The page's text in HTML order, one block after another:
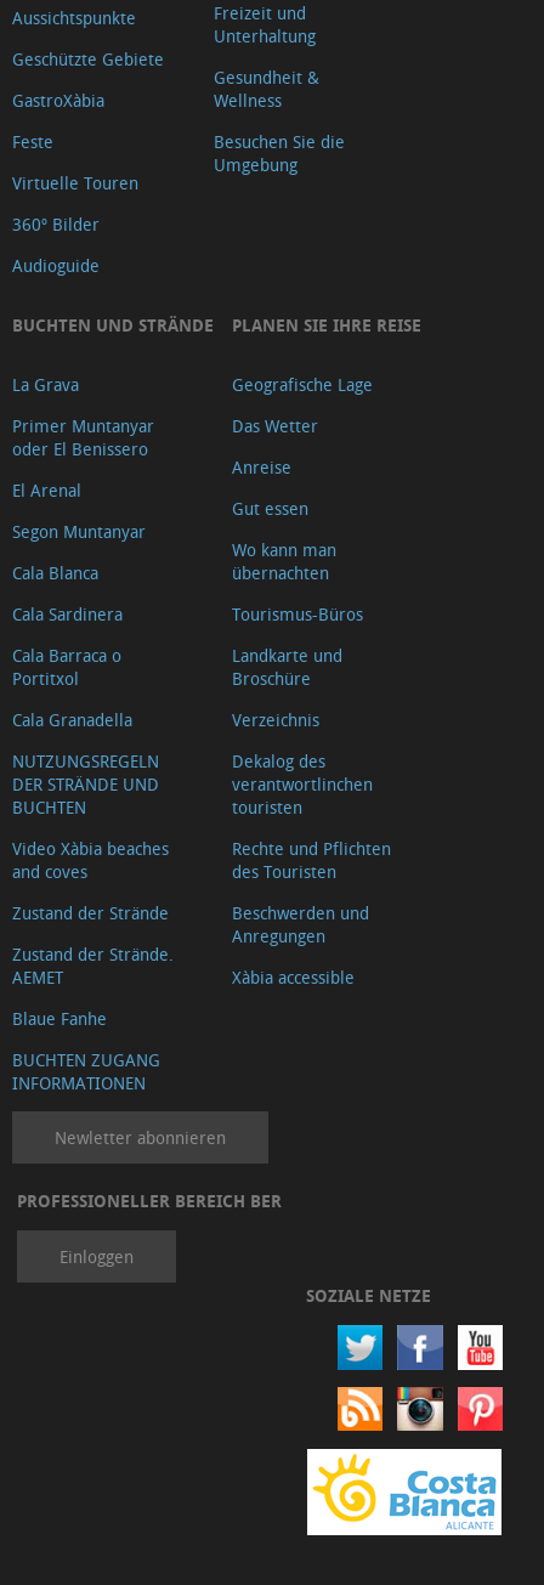
Aussichtspunkte
Geschützte Gebiete
GastroXàbia
Feste
Virtuelle Touren
360º Bilder
Audioguide
Freizeit und
Unterhaltung
Gesundheit &
Wellness
Besuchen Sie die
Umgebung
BUCHTEN UND STRÄNDE
La Grava
Primer Muntanyar
oder El Benissero
El Arenal
Segon Muntanyar
Cala Blanca
Cala Sardinera
Cala Barraca o
Portitxol
Cala Granadella
NUTZUNGSREGELN
DER STRÄNDE UND
BUCHTEN
Video Xàbia beaches
and coves
Zustand der Strände
Zustand der Strände.
AEMET
Blaue Fanhe
BUCHTEN ZUGANG
INFORMATIONEN
PLANEN SIE IHRE REISE
Geografische Lage
Das Wetter
Anreise
Gut essen
Wo kann man
übernachten
Tourismus-Büros
Landkarte und
Broschüre
Verzeichnis
Dekalog des
verantwortlinchen
touristen
Rechte und Pflichten
des Touristen
Beschwerden und
Anregungen
Xàbia accessible
Newletter abonnieren
PROFESSIONELLER BEREICH BER
Einloggen
SOZIALE NETZE